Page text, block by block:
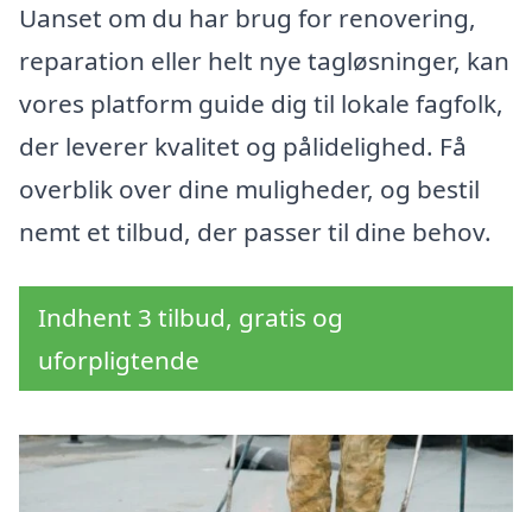
Uanset om du har brug for renovering,
reparation eller helt nye tagløsninger, kan
vores platform guide dig til lokale fagfolk,
der leverer kvalitet og pålidelighed. Få
overblik over dine muligheder, og bestil
nemt et tilbud, der passer til dine behov.
Indhent 3 tilbud, gratis og
uforpligtende